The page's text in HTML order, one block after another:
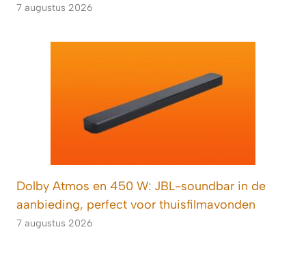
7 augustus 2026
Dolby Atmos en 450 W: JBL-soundbar in de
aanbieding, perfect voor thuisfilmavonden
7 augustus 2026